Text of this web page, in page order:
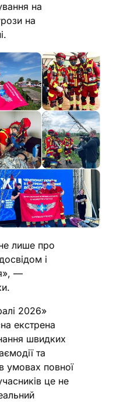
на
на
лише про
і
—
2026»
екстрена
швидких
та
умовах повної
це не